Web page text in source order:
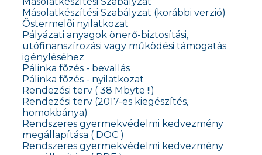
Másolatkészítési Szabályzat (korábbi verzió)
Õstermelõi nyilatkozat
Pályázati anyagok önerő-biztosítási,
utófinanszírozási vagy működési támogatás
igényléséhez
Pálinka fõzés - bevallás
Pálinka fõzés - nyilatkozat
Rendezési terv ( 38 Mbyte !!)
Rendezési terv (2017-es kiegészítés,
homokbánya)
Rendszeres gyermekvédelmi kedvezmény
megállapítása ( DOC )
Rendszeres gyermekvédelmi kedvezmény